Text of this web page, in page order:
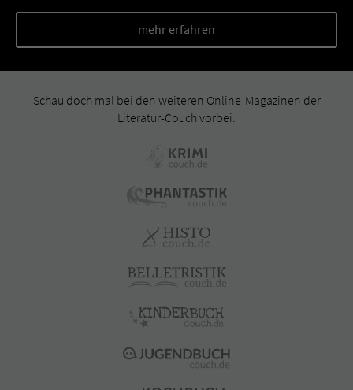
mehr erfahren
Schau doch mal bei den weiteren Online-Magazinen der
Literatur-Couch vorbei: